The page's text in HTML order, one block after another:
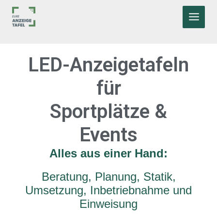
Inhalt
springen
MAIN
LED-Anzeigetafeln
für
Sportplätze &
Events
Alles aus einer Hand:
Beratung, Planung, Statik,
Umsetzung, Inbetriebnahme und
Einweisung